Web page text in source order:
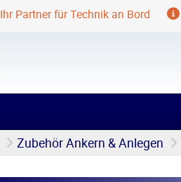
Ihr Partner für Technik an Bord
Zubehör Ankern & Anlegen